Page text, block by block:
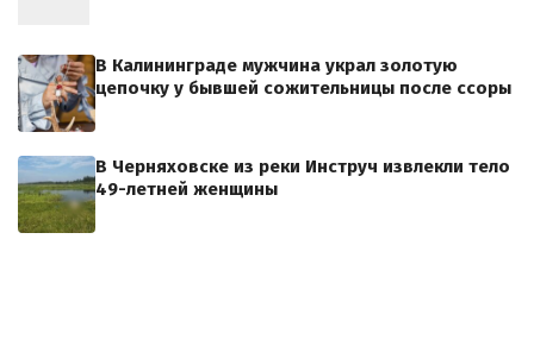
В Калининграде мужчина украл золотую
цепочку у бывшей сожительницы после ссоры
В Черняховске из реки Инструч извлекли тело
49-летней женщины